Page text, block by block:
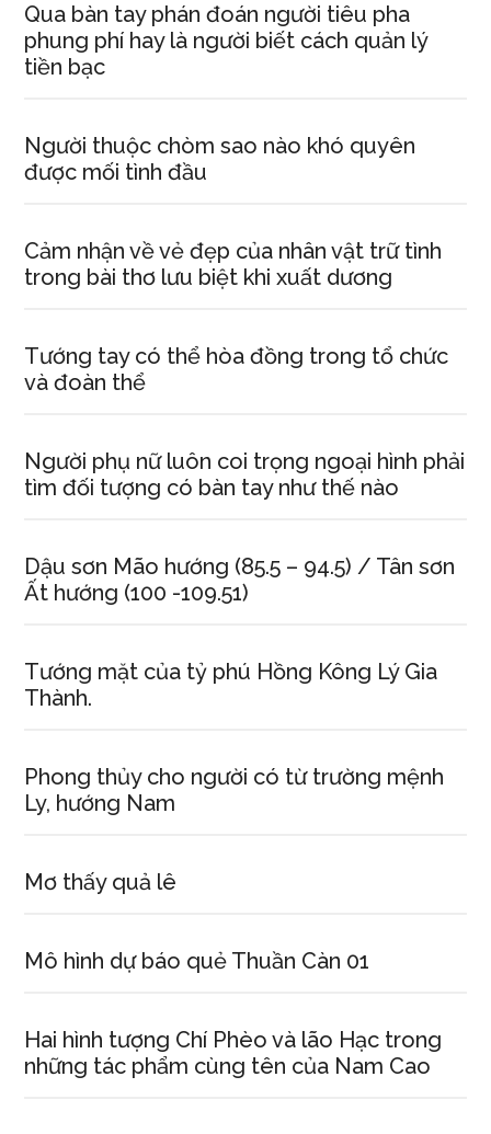
Qua bàn tay phán đoán người tiêu pha
phung phí hay là người biết cách quản lý
tiền bạc
Người thuộc chòm sao nào khó quyên
được mối tình đầu
Cảm nhận về vẻ đẹp của nhân vật trữ tình
trong bài thơ lưu biệt khi xuất dương
Tướng tay có thể hòa đồng trong tổ chức
và đoàn thể
Người phụ nữ luôn coi trọng ngoại hình phải
tìm đối tượng có bàn tay như thế nào
Dậu sơn Mão hướng (85.5 – 94.5) / Tân sơn
Ất hướng (100 -109.51)
Tướng mặt của tỷ phú Hồng Kông Lý Gia
Thành.
Phong thủy cho người có từ trường mệnh
Ly, hướng Nam
Mơ thấy quả lê
Mô hình dự báo quẻ Thuần Càn 01
Hai hình tượng Chí Phèo và lão Hạc trong
những tác phẩm cùng tên của Nam Cao